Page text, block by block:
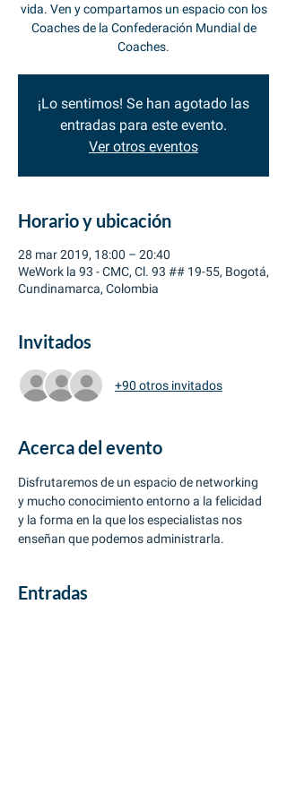
vida. Ven y compartamos un espacio con los
Coaches de la Confederación Mundial de
Coaches.
¡Lo sentimos! Se han agotado las
entradas para este evento.
Ver otros eventos
Horario y ubicación
28 mar 2019, 18:00 – 20:40
WeWork la 93 - CMC, Cl. 93 ## 19-55, Bogotá,
Cundinamarca, Colombia
Invitados
+90 otros invitados
Acerca del evento
Disfrutaremos de un espacio de networking
y mucho conocimiento entorno a la felicidad
y la forma en la que los especialistas nos
enseñan que podemos administrarla.
Entradas